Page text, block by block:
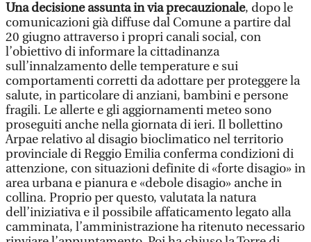
Una decisione assunta in via precauzionale, dopo le
comunicazioni già diffuse dal Comune a partire dal
20 giugno attraverso i propri canali social, con
l’obiettivo di informare la cittadinanza
sull’innalzamento delle temperature e sui
comportamenti corretti da adottare per proteggere la
salute, in particolare di anziani, bambini e persone
fragili. Le allerte e gli aggiornamenti meteo sono
proseguiti anche nella giornata di ieri. Il bollettino
Arpae relativo al disagio bioclimatico nel territorio
provinciale di Reggio Emilia conferma condizioni di
attenzione, con situazioni definite di «forte disagio» in
area urbana e pianura e «debole disagio» anche in
collina. Proprio per questo, valutata la natura
dell’iniziativa e il possibile affaticamento legato alla
camminata, l’amministrazione ha ritenuto necessario